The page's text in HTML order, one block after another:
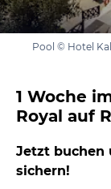
Pool © Hotel
1 Woche
Royal auf
Jetzt buchen
sichern!